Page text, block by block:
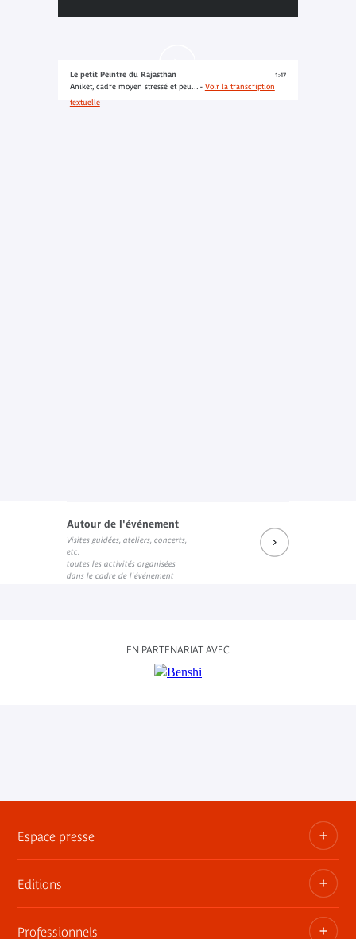
Le petit Peintre du Rajasthan
Aniket, cadre moyen stressé et peu... - Voir la transcription
textuelle
1:47
Autour de l'événement
Visites guidées, ateliers, concerts,
etc.
toutes les activités organisées
dans le cadre de l'événement
EN PARTENARIAT AVEC
Espace presse
Dossiers, communiqués, bandes annonces
Contact presse
Editions
Professionnels